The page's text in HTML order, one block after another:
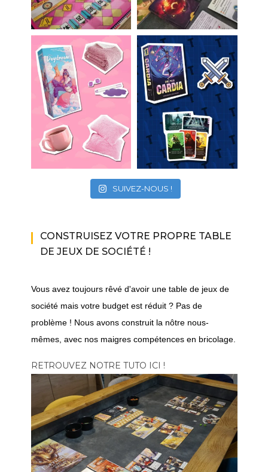
SUIVEZ-NOUS !
CONSTRUISEZ VOTRE PROPRE TABLE
DE JEUX DE SOCIÉTÉ !
Vous avez toujours rêvé d'avoir une table de jeux de
société mais votre budget est réduit ? Pas de
problème ! Nous avons construit la nôtre nous-
mêmes, avec nos maigres compétences en bricolage.
RETROUVEZ NOTRE TUTO ICI !